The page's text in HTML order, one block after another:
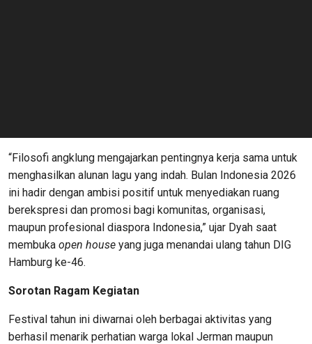
“Filosofi angklung mengajarkan pentingnya kerja sama untuk
menghasilkan alunan lagu yang indah. Bulan Indonesia 2026
ini hadir dengan ambisi positif untuk menyediakan ruang
berekspresi dan promosi bagi komunitas, organisasi,
maupun profesional diaspora Indonesia,” ujar Dyah saat
membuka open house yang juga menandai ulang tahun DIG
Hamburg ke-46.
Sorotan Ragam Kegiatan
Festival tahun ini diwarnai oleh berbagai aktivitas yang
berhasil menarik perhatian warga lokal Jerman maupun